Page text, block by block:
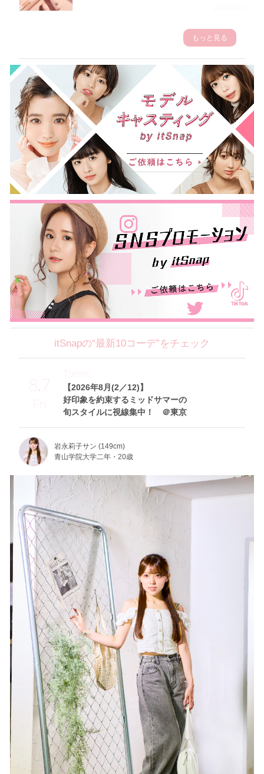
もっと見る
itSnapの“最新10コーデ”をチェック
8.7
Fri
【2026年8月(2／12)】
好印象を約束するミッドサマーの
旬スタイルに視線集中！ ＠東京
Theme
岩永莉子サン (149cm)
青山学院大学二年・20歳